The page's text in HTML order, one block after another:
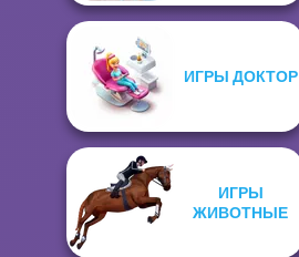
ИГРЫ ДОКТОР
ИГРЫ
ЖИВОТНЫЕ